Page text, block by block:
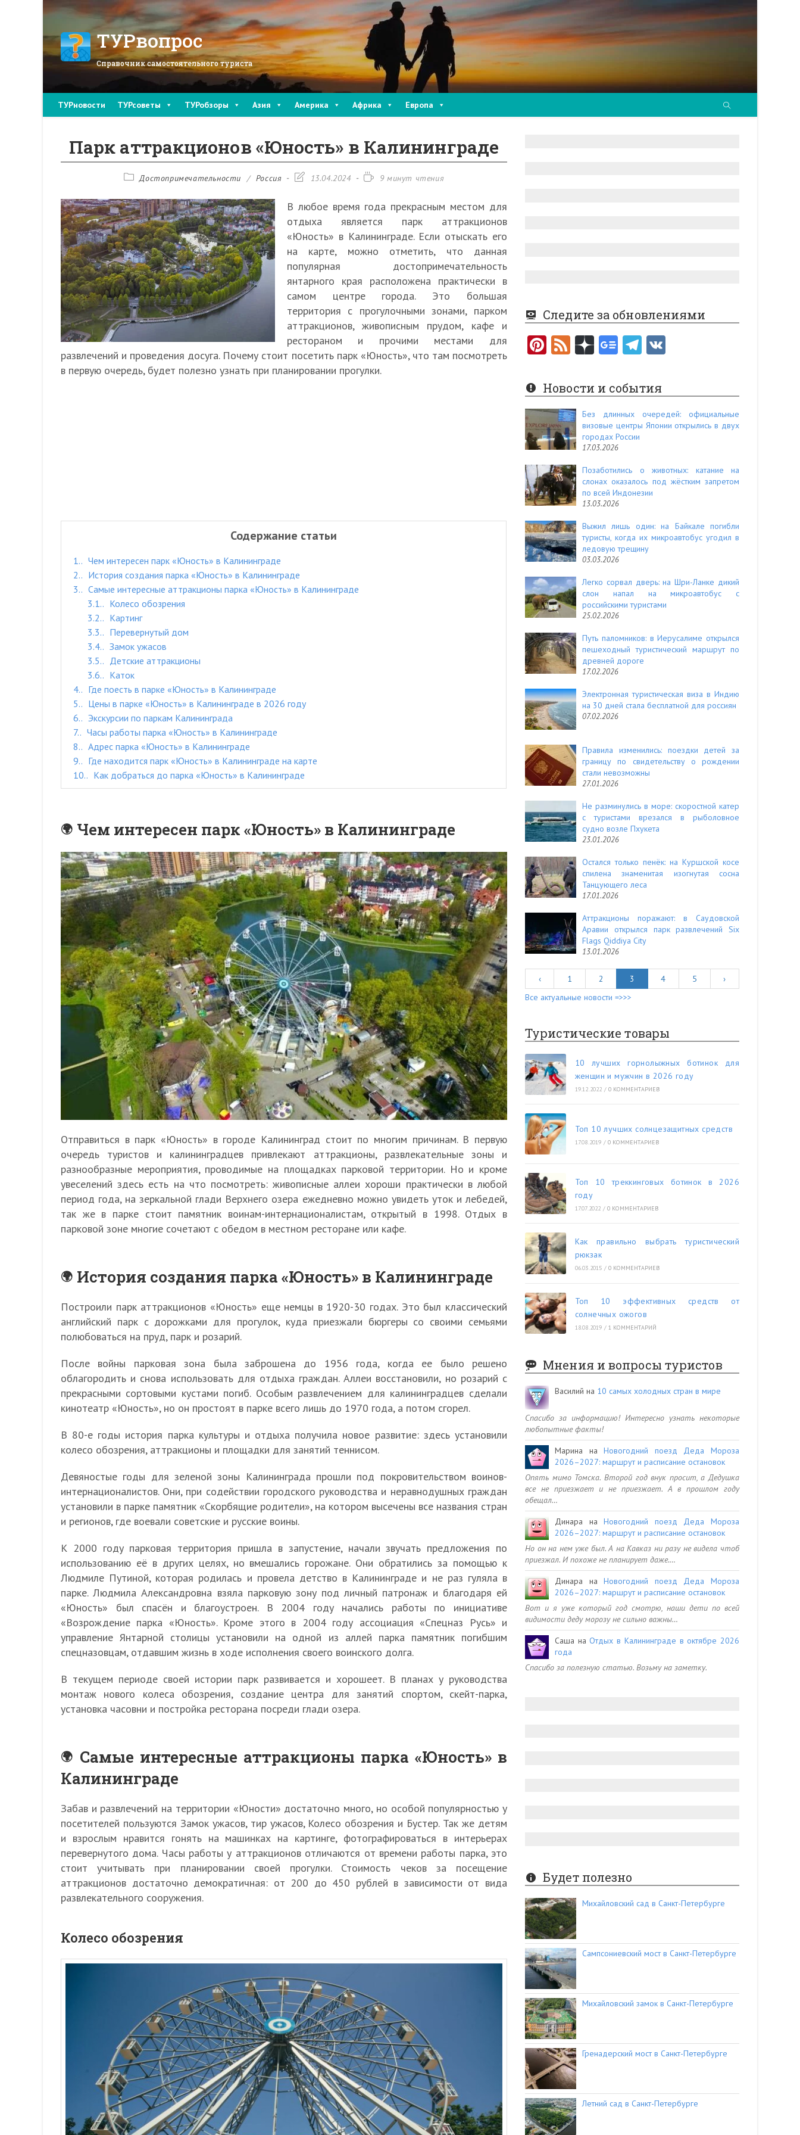
ТУРвопрос
Справочник самостоятельного туриста
ТУРновости ТУРсоветы ТУРобзоры Азия Америка Африка Европа
Парк аттракционов «Юность» в Калининграде
РубрикаДостопримечательности / Россия
Запись13.04.2024
Время9 минут чтения
В любое время года прекрасным местом для
отдыха является парк аттракционов
«Юность» в Калининграде. Если отыскать его
на карте, можно отметить, что данная
популярная достопримечательность
янтарного края расположена практически в
самом центре города. Это большая
территория с прогулочными зонами, парком
аттракционов, живописным прудом, кафе и
рестораном и прочими местами для
развлечений и проведения досуга. Почему стоит посетить парк «Юность», что там посмотреть
в первую очередь, будет полезно узнать при планировании прогулки.
Содержание статьи
1.
Чем интересен парк «Юность» в Калининграде
2.
История создания парка «Юность» в Калининграде
3.
Самые интересные аттракционы парка «Юность» в Калининграде
3.1.
Колесо обозрения
3.2.
Картинг
3.3.
Перевернутый дом
3.4.
Замок ужасов
3.5.
Детские аттракционы
3.6.
Каток
4.
Где поесть в парке «Юность» в Калининграде
5.
Цены в парке «Юность» в Калининграде в 2026 году
6.
Экскурсии по паркам Калининграда
7.
Часы работы парка «Юность» в Калининграде
8.
Адрес парка «Юность» в Калининграде
9.
Где находится парк «Юность» в Калининграде на карте
10.
Как добраться до парка «Юность» в Калининграде
Чем интересен парк «Юность» в Калининграде
Отправиться в парк «Юность» в городе Калининград стоит по многим причинам. В первую
очередь туристов и калининградцев привлекают аттракционы, развлекательные зоны и
разнообразные мероприятия, проводимые на площадках парковой территории. Но и кроме
увеселений здесь есть на что посмотреть: живописные аллеи хороши практически в любой
период года, на зеркальной глади Верхнего озера ежедневно можно увидеть уток и лебедей,
так же в парке стоит памятник воинам-интернационалистам, открытый в 1998. Отдых в
парковой зоне многие сочетают с обедом в местном ресторане или кафе.
История создания парка «Юность» в Калининграде
Построили парк аттракционов «Юность» еще немцы в 1920-30 годах. Это был классический
английский парк с дорожками для прогулок, куда приезжали бюргеры со своими семьями
полюбоваться на пруд, парк и розарий.
После войны парковая зона была заброшена до 1956 года, когда ее было решено
облагородить и снова использовать для отдыха граждан. Аллеи восстановили, но розарий с
прекрасными сортовыми кустами погиб. Особым развлечением для калининградцев сделали
кинотеатр «Юность», но он простоят в парке всего лишь до 1970 года, а потом сгорел.
В 80-е годы история парка культуры и отдыха получила новое развитие: здесь установили
колесо обозрения, аттракционы и площадки для занятий теннисом.
Девяностые годы для зеленой зоны Калининграда прошли под покровительством воинов-
интернационалистов. Они, при содействии городского руководства и неравнодушных граждан
установили в парке памятник «Скорбящие родители», на котором высечены все названия стран
и регионов, где воевали советские и русские воины.
К 2000 году парковая территория пришла в запустение, начали звучать предложения по
использованию её в других целях, но вмешались горожане. Они обратились за помощью к
Людмиле Путиной, которая родилась и провела детство в Калининграде и не раз гуляла в
парке. Людмила Александровна взяла парковую зону под личный патронаж и благодаря ей
«Юность» был спасён и благоустроен. В 2004 году начались работы по инициативе
«Возрождение парка «Юность». Кроме этого в 2004 году ассоциация «Спецназ Русь» и
управление Янтарной столицы установили на одной из аллей парка памятник погибшим
спецназовцам, отдавшим жизнь в ходе исполнения своего воинского долга.
В текущем периоде своей истории парк развивается и хорошеет. В планах у руководства
монтаж нового колеса обозрения, создание центра для занятий спортом, скейт-парка,
установка часовни и постройка ресторана посреди глади озера.
Самые интересные аттракционы парка «Юность» в
Калининграде
Забав и развлечений на территории «Юности» достаточно много, но особой популярностью у
посетителей пользуются Замок ужасов, тир ужасов, Колесо обозрения и Бустер. Так же детям
и взрослым нравится гонять на машинках на картинге, фотографироваться в интерьерах
перевернутого дома. Часы работы у аттракционов отличаются от времени работы парка, это
стоит учитывать при планировании своей прогулки. Стоимость чеков за посещение
аттракционов достаточно демократичная: от 200 до 450 рублей в зависимости от вида
развлекательного сооружения.
Колесо обозрения
Следите за обновлениями
Pi
er
es
t
F
e
d
Новости и события
Без длинных очередей: официальные
визовые центры Японии открылись в двух
городах России
17.03.2026
Позаботились о животных: катание на
слонах оказалось под жёстким запретом
по всей Индонезии
13.03.2026
Выжил лишь один: на Байкале погибли
туристы, когда их микроавтобус угодил в
ледовую трещину
03.03.2026
Легко сорвал дверь: на Шри-Ланке дикий
слон напал на микроавтобус с
российскими туристами
25.02.2026
Путь паломников: в Иерусалиме открылся
пешеходный туристический маршрут по
древней дороге
17.02.2026
Электронная туристическая виза в Индию
на 30 дней стала бесплатной для россиян
07.02.2026
Правила изменились: поездки детей за
границу по свидетельству о рождении
стали невозможны
27.01.2026
Не разминулись в море: скоростной катер
с туристами врезался в рыболовное
судно возле Пхукета
23.01.2026
Остался только пенёк: на Куршской косе
спилена знаменитая изогнутая сосна
Танцующего леса
17.01.2026
Аттракционы поражают: в Саудовской
Аравии открылся парк развлечений Six
Flags Qiddiya City
13.01.2026
‹ 1 2 3 4 5
›
Все актуальные новости =>>>
Туристические товары
10 лучших горнолыжных ботинок для
женщин и мужчин в 2026 году
19.12.2022 / 0 КОММЕНТАРИЕВ
Топ 10 лучших солнцезащитных средств
17.08.2019 / 0 КОММЕНТАРИЕВ
Топ 10 треккинговых ботинок в 2026
году
17.07.2022 / 0 КОММЕНТАРИЕВ
Как правильно выбрать туристический
рюкзак
06.03.2015 / 0 КОММЕНТАРИЕВ
Топ 10 эффективных средств от
солнечных ожогов
18.08.2019 / 1 КОММЕНТАРИЙ
Мнения и вопросы туристов
Василий на 10 самых холодных стран в мире
Спасибо за информацию! Интересно узнать некоторые
любопытные факты!
Марина наНовогодний поезд Деда Мороза
2026–2027: маршрут и расписание остановок
Опять мимо Томска. Второй год внук просит, а Дедушка
все не приезжает и не приезжает. А в прошлом году
обещал…
Динара наНовогодний поезд Деда Мороза
2026–2027: маршрут и расписание остановок
Но он на нем уже был. А на Кавказ ни разу не видела чтоб
приезжал. И похоже не планирует даже.…
Динара наНовогодний поезд Деда Мороза
2026–2027: маршрут и расписание остановок
Вот и я уже который год смотрю, наши дети по всей
видимости деду морозу не сильно важны…
Саша наОтдых в Калининграде в октябре 2026
года
Спасибо за полезную статью. Возьму на заметку.
Будет полезно
Михайловский сад в Санкт-Петербурге
Сампсониевский мост в Санкт-Петербурге
Михайловский замок в Санкт-Петербурге
Гренадерский мост в Санкт-Петербурге
Летний сад в Санкт-Петербурге